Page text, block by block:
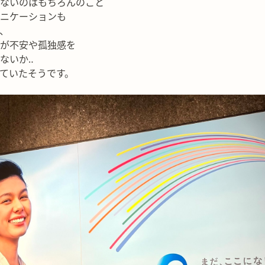
ケーションも
不安や孤独感を
いか‥
いたそうです。